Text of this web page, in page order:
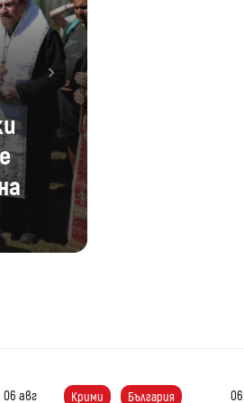
Next
06 авг Крими България